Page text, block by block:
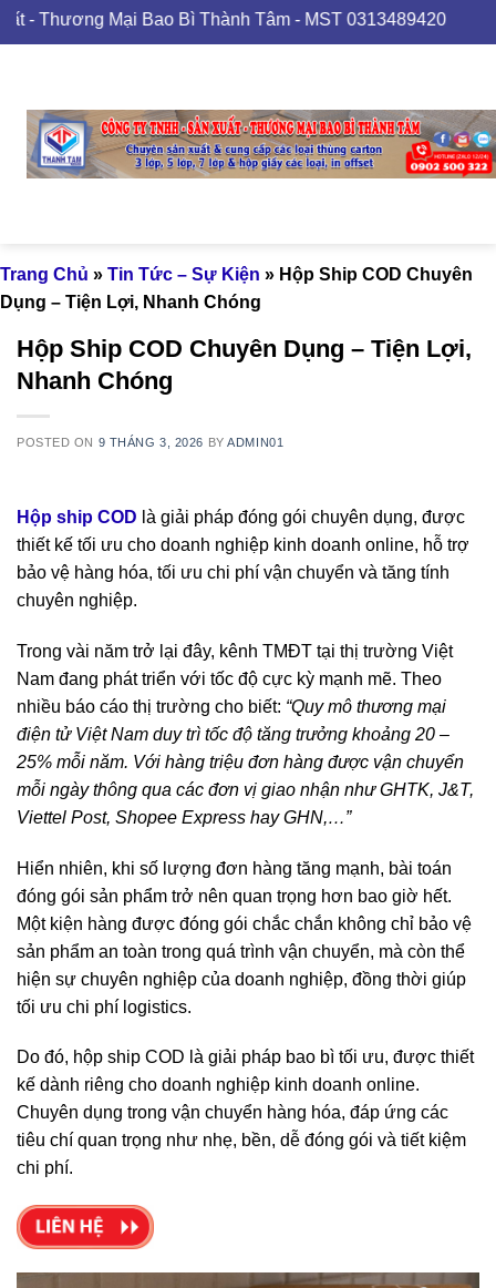
Skip
to
Bao Bì Thành Tâm - MST 0313489420
Trang Chủ » Tin Tức – Sự Kiện » Hộp Ship COD Chuyên
Dụng – Tiện Lợi, Nhanh Chóng
Hộp Ship COD Chuyên Dụng – Tiện Lợi,
Nhanh Chóng
POSTED ON 9 THÁNG 3, 2026 BYADMIN01
Hộp ship COD là giải pháp đóng gói chuyên dụng, được
thiết kế tối ưu cho doanh nghiệp kinh doanh online, hỗ trợ
bảo vệ hàng hóa, tối ưu chi phí vận chuyển và tăng tính
chuyên nghiệp.
Trong vài năm trở lại đây, kênh TMĐT tại thị trường Việt
Nam đang phát triển với tốc độ cực kỳ mạnh mẽ. Theo
nhiều báo cáo thị trường cho biết: “Quy mô thương mại
điện tử Việt Nam duy trì tốc độ tăng trưởng khoảng 20 –
25% mỗi năm. Với hàng triệu đơn hàng được vận chuyển
mỗi ngày thông qua các đơn vị giao nhận như GHTK, J&T,
Viettel Post, Shopee Express hay GHN,…”
Hiển nhiên, khi số lượng đơn hàng tăng mạnh, bài toán
đóng gói sản phẩm trở nên quan trọng hơn bao giờ hết.
Một kiện hàng được đóng gói chắc chắn không chỉ bảo vệ
sản phẩm an toàn trong quá trình vận chuyển, mà còn thể
hiện sự chuyên nghiệp của doanh nghiệp, đồng thời giúp
tối ưu chi phí logistics.
Do đó, hộp ship COD là giải pháp bao bì tối ưu, được thiết
kế dành riêng cho doanh nghiệp kinh doanh online.
Chuyên dụng trong vận chuyển hàng hóa, đáp ứng các
tiêu chí quan trọng như nhẹ, bền, dễ đóng gói và tiết kiệm
chi phí.